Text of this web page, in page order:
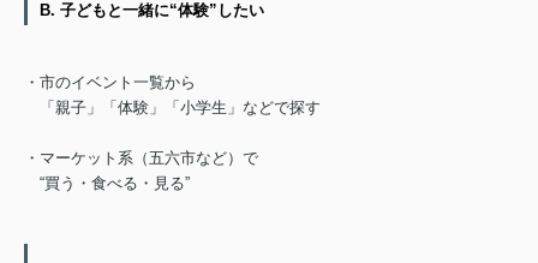
B. 子どもと一緒に“体験”したい
・市のイベント一覧から
「親子」「体験」「小学生」などで探す
・マーケット系（五六市など）で
“買う・食べる・見る”